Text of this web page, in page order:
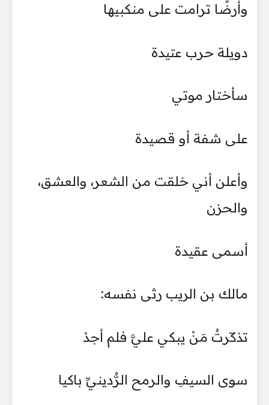
وأرضًا ترامت على منكبيها
دويلة حرب عتيدة
سأختار موتي
على شفة أو قصيدة
وأعلن أني خلقت من الشعر، والعشق،
والحزن
أسمى عقيدة
مالك بن الريب رثى نفسه:
تذكّرتُ مَنْ يبكي عليَّ فلم أجدْ
سوى السيفِ والرمح الرُّدينيِّ باكيا